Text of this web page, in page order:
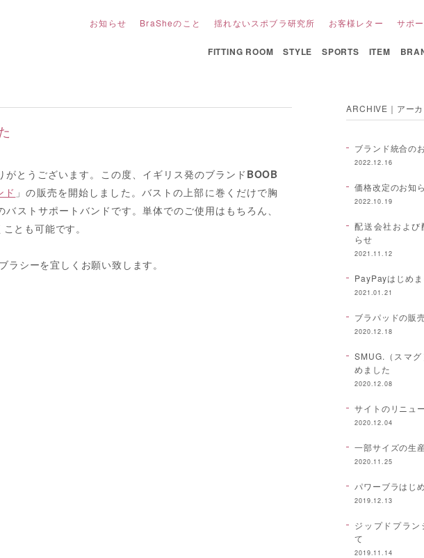
お知らせ BraSheのこと 揺れないスポブラ研究所 お客様レター サポ
FITTING ROOM STYLE SPORTS ITEM
ARCHIVE｜アー
ブランド統合の
2022.12.16
価格改定のお知
2022.10.19
配送会社および
らせ
2021.11.12
PayPayはじめま
2021.01.21
ブラパッドの販
2020.12.18
SMUG.（スマ
めました
2020.12.08
サイトのリニュ
2020.12.04
一部サイズの生
2020.11.25
パワーブラはじ
2019.12.13
ジップドプラ
て
2019.11.14
とうございます。この度、イギリス発のブランド BOOB
ド 」の販売を開始しました。バストの上部に巻くだけで胸
ストサポートバンドです。単体でのご使用はもちろん、
とも可能です。
シーを宜しくお願い致します。